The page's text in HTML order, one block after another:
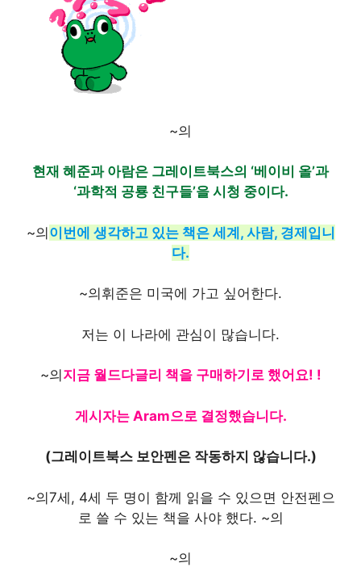
~의
현재 혜준과 아람은 그레이트북스의 ‘베이비 올’과
‘과학적 공룡 친구들’을 시청 중이다.
~의이번에 생각하고 있는 책은 세계, 사람, 경제입니
다.
~의 휘준은 미국에 가고 싶어한다.
저는 이 나라에 관심이 많습니다.
~의 지금 월드다글리 책을 구매하기로 했어요! !
게시자는 Aram으로 결정했습니다.
(그레이트북스 보안펜은 작동하지 않습니다.)
~의7세, 4세 두 명이 함께 읽을 수 있으면 안전펜으
로 쓸 수 있는 책을 사야 했다. ~의
~의